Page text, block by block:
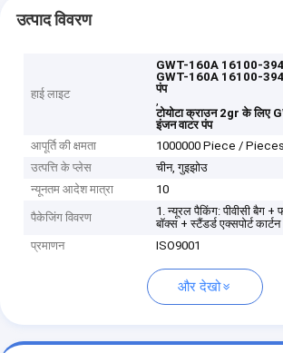
उत्पाद विवरण
हाई लाइट
GWT-160A 16100-
GWT-160A 16100-
पंप
,
टोयोटा क्राउन 2gr के लिए
इंजन वाटर पंप
आपूर्ति की क्षमता
1000000 Piece / Pieces
उत्पत्ति के प्लेस
चीन, गुइझोउ
न्यूनतम आदेश मात्रा
10
पैकेजिंग विवरण
1. न्यूरल पैकिंग: पीवीसी बैग +
बॉक्स + स्टैंडर्ड एक्सपोर्ट
प्रमाणन
ISO9001
और देखो